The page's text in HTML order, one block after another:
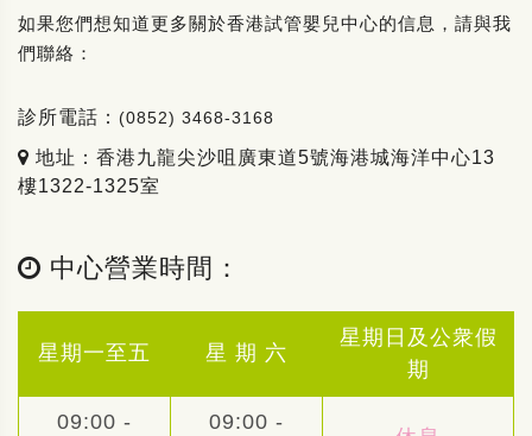
如果您們想知道更多關於香港試管嬰兒中心的信息，請與我
們聯絡：
診所電話： (0852) 3468-3168
地址：香港九龍尖沙咀廣東道5號海港城海洋中心13
樓1322-1325室
中心營業時間：
星期一至五 星 期 六
星期日及公衆假
期
09:00 - 09:00 -